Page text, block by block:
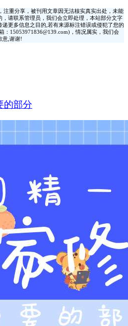
注重分享，被刊用文章因无法核实真实出处，未能
请联系管理员，我们会立即处理，本站部分文字
更多信息之目的,若有来源标注错误或侵犯了您的
：15053971836@139.com)，情况属实，我们会
意,谢谢!
部分